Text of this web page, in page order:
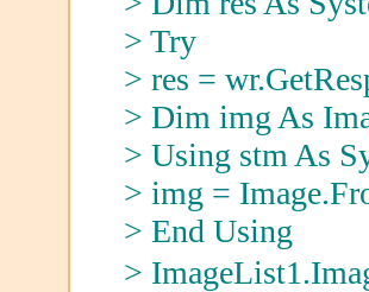
> Try
> res =
> Dim img As
> Using stm As
> img =
> End Using
>